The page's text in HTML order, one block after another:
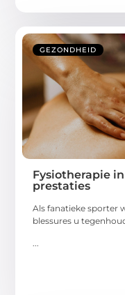
GEZONDHEID
Fysiotherapie
prestaties
Als fanatieke sporter
blessures u